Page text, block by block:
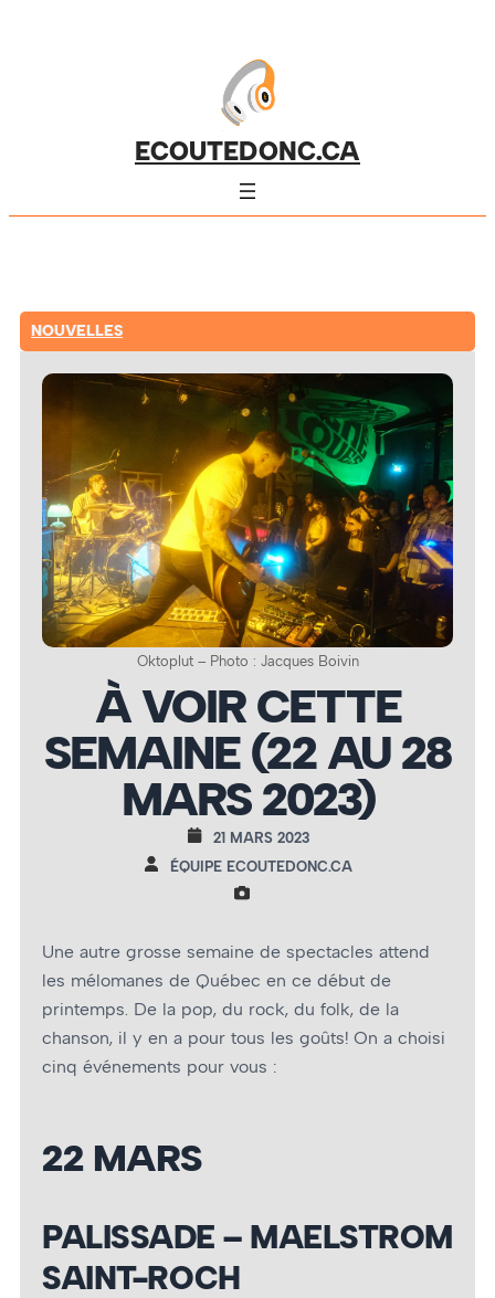
ECOUTEDONC.CA
NOUVELLES
Oktoplut – Photo : Jacques Boivin
À VOIR CETTE
SEMAINE (22 AU 28
MARS 2023)
21 MARS 2023
ÉQUIPE ECOUTEDONC.CA
Une autre grosse semaine de spectacles attend
les mélomanes de Québec en ce début de
printemps. De la pop, du rock, du folk, de la
chanson, il y en a pour tous les goûts! On a choisi
cinq événements pour vous :
22 MARS
PALISSADE – MAELSTROM
SAINT-ROCH